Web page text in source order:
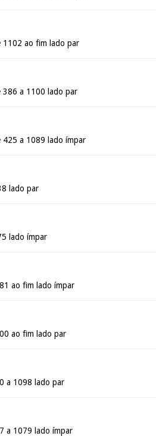
1102 ao fim lado par
386 a 1100 lado par
425 a 1089 lado ímpar
lado par
lado ímpar
ao fim lado ímpar
ao fim lado par
a 1098 lado par
a 1079 lado ímpar